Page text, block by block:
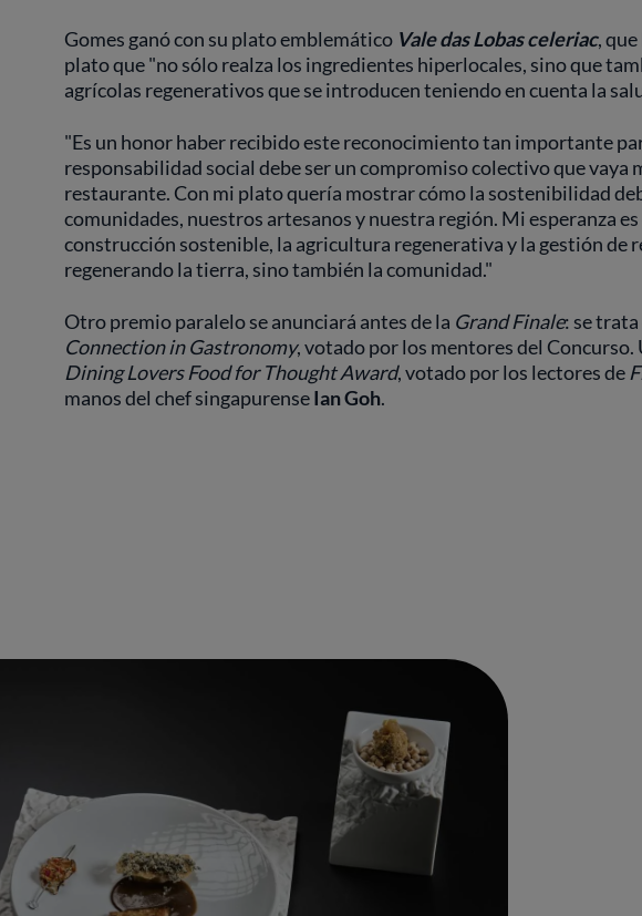
Gomes ganó con su plato emblemático Vale das Lobas celeriac, que
plato que "no sólo realza los ingredientes hiperlocales, sino que
agrícolas regenerativos que se introducen teniendo en cuenta la
"Es un honor haber recibido este reconocimiento tan importante
responsabilidad social debe ser un compromiso colectivo que vaya
restaurante. Con mi plato quería mostrar cómo la sostenibilidad
comunidades, nuestros artesanos y nuestra región. Mi esperanza es
construcción sostenible, la agricultura regenerativa y la gestión de
regenerando la tierra, sino también la comunidad."
Otro premio paralelo se anunciará antes de la Grand Finale: se trata
Connection in Gastronomy, votado por los mentores del Concurso.
Dining Lovers Food for Thought Award, votado por los lectores de
manos del chef singapurenseIan Goh.